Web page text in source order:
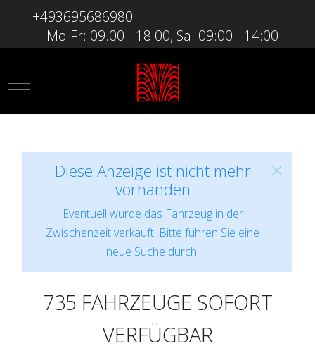
+493695686980
Mo-Fr: 09.00 - 18.00, Sa: 09:00 - 14:00
Mobile Menu Toggle
Diese Anzeige ist nicht mehr
vorhanden
Eventuell wurde das Fahrzeug in der
Zwischenzeit verkauft. Bitte führen Sie eine
neue Suche durch:
735 FAHRZEUGE SOFORT
VERFÜGBAR